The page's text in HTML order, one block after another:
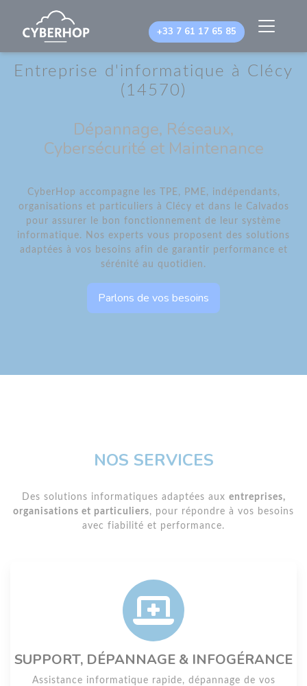
Panneau de gestion des cookies
+33 7 61 17 65 85
Entreprise d'informatique à Clécy
(14570)
Dépannage, Réseaux,
Cybersécurité et Maintenance
CyberHop accompagne les TPE, PME, indépendants,
organisations et particuliers à Clécy et dans le Calvados
pour assurer le bon fonctionnement de leur système
informatique. Nos experts vous proposent des solutions
adaptées à vos besoins afin de garantir performance et
sérénité au quotidien.
Parlons de vos besoins
NOS SERVICES
Des solutions informatiques adaptées aux entreprises,
organisations et particuliers, pour répondre à vos besoins
avec fiabilité et performance.
SUPPORT, DÉPANNAGE & INFOGÉRANCE
Assistance informatique rapide, dépannage de vos